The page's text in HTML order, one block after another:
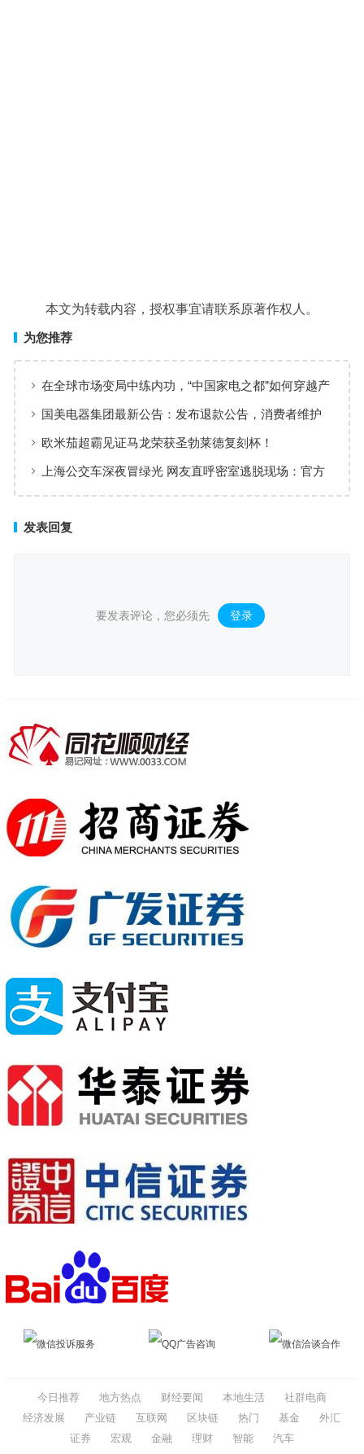
本文为转载内容，授权事宜请联系原著作权人。
为您推荐
在全球市场变局中练内功，“中国家电之都”如何穿越产
业周期｜“20年•20城”一线调研
国美电器集团最新公告：发布退款公告，消费者维护
自己权益
欧米茄超霸见证马龙荣获圣勃莱德复刻杯！
上海公交车深夜冒绿光 网友直呼密室逃脱现场：官方
发表回复
要发表评论，您必须先 登录 。
微信投诉服务 QQ广告咨询 微信洽谈合作
今日推荐 地方热点 财经要闻 本地生活
社群电商
经济发展
产业链 互联网 区块链 热门 基金
外汇
证券
宏观 金融 理财 智能 汽车